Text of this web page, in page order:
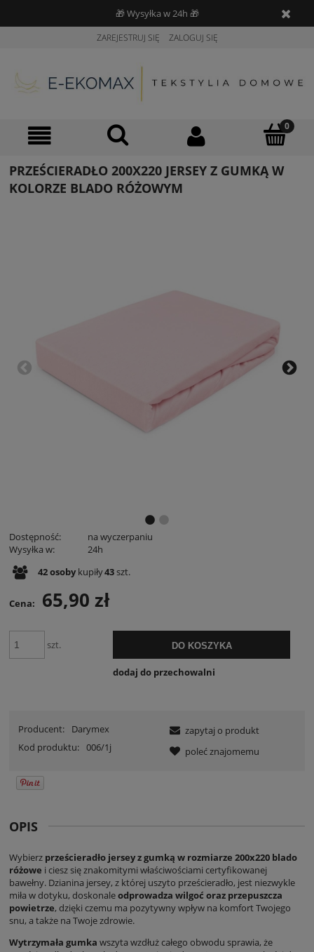
🎁 Wysyłka w 24h 🎁
ZAREJESTRUJ SIĘ ZALOGUJ SIĘ
PRZEŚCIERADŁO 200X220 JERSEY Z GUMKĄ W
KOLORZE BLADO RÓŻOWYM
Dostępność:
na wyczerpaniu
Wysyłka w:
24h
42osoby kupiły43szt.
Cena: 65,90 zł
szt. DO KOSZYKA
dodaj do przechowalni
Producent:
Darymex
Kod produktu: 006/1j
zapytaj o produkt
poleć znajomemu
OPIS
Wybierz prześcieradło jersey z gumką w rozmiarze 200x220 blado
różowe i ciesz się znakomitymi właściwościami certyfikowanej
bawełny. Dzianina jersey, z której uszyto prześcieradło, jest niezwykle
miła w dotyku, doskonaleodprowadza wilgoć oraz przepuszcza
powietrze, dzięki czemu ma pozytywny wpływ na komfort Twojego
snu, a także na Twoje zdrowie.
Wytrzymała gumka wszyta wzdłuż całego obwodu sprawia, że